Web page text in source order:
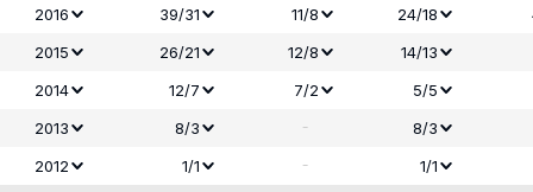
2016
39/31 11/8 24/18
2015
26/21 12/8
14/13
2014
12/7 7/2
5/5
2013
8/3 -
8/3
2012
1/1 - 1/1